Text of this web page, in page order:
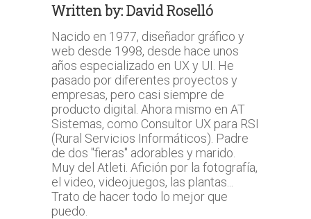
Written by:David Roselló
Nacido en 1977, diseñador gráfico y
web desde 1998, desde hace unos
años especializado en UX y UI. He
pasado por diferentes proyectos y
empresas, pero casi siempre de
producto digital. Ahora mismo en AT
Sistemas, como Consultor UX para RSI
(Rural Servicios Informáticos). Padre
de dos "fieras" adorables y marido.
Muy del Atleti. Afición por la fotografía,
el video, videojuegos, las plantas...
Trato de hacer todo lo mejor que
puedo.